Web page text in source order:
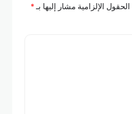
الحقول الإلزامية مشار إليها بـ*